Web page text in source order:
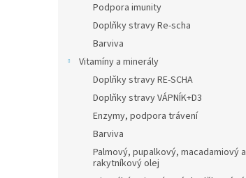
Podpora imunity
Doplňky stravy Re-scha
Barviva
Vitamíny a minerály
Doplňky stravy RE-SCHA
Doplňky stravy VÁPNÍK+D3
Enzymy, podpora trávení
Barviva
Palmový, pupalkový, macadamiový a
rakytníkový olej